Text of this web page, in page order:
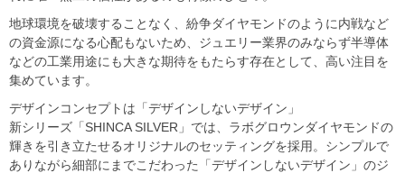
地球環境を破壊することなく、紛争ダイヤモンドのように内戦など
の資金源になる心配もないため、ジュエリー業界のみならず半導体
などの工業用途にも大きな期待をもたらす存在として、高い注目を
集めています。
デザインコンセプトは「デザインしないデザイン」
新シリーズ「SHINCA SILVER」では、ラボグロウンダイヤモンドの
輝きを引き立たせるオリジナルのセッティングを採用。シンプルで
ありながら細部にまでこだわった「デザインしないデザイン」のジ